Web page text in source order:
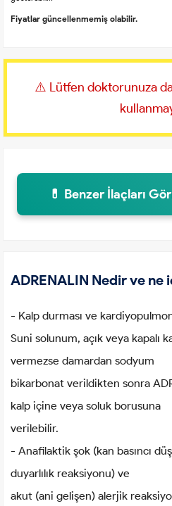
Fiyatlar güncellenmemiş olabilir.
⚠️ Lütfen doktorunuza
💊 Benzer İlaçları
ADRENALIN Nedir ve ne
- Kalp durması ve
Suni solunum, açık veya kapalı
vermezse damardan sodyum
bikarbonat verildikten sonra
kalp içine veya soluk borusuna
verilebilir.
- Anafilaktik şok (kan basıncı
duyarlılık reaksiyonu) ve
akut (ani gelişen) alerjik